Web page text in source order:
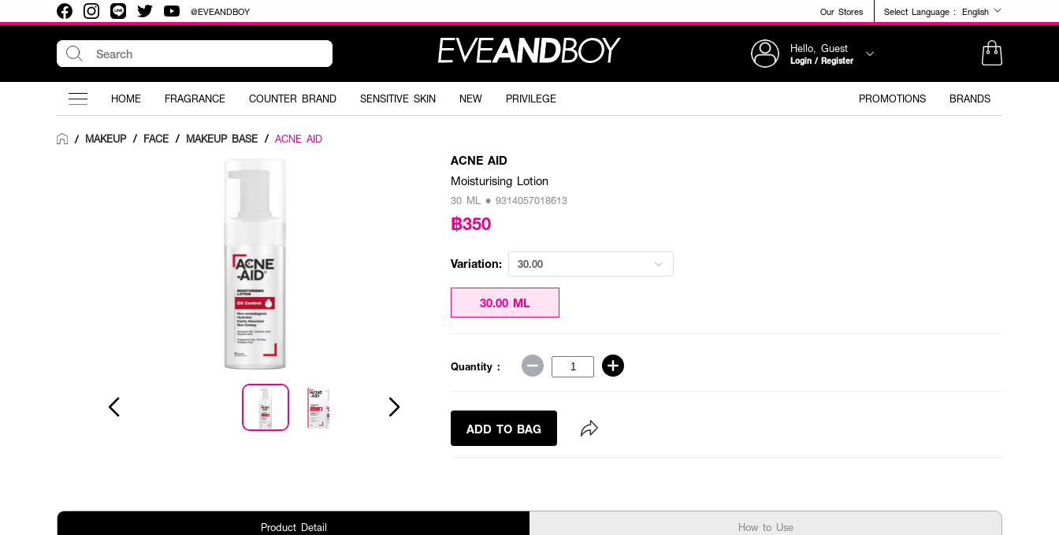
@EVEANDBOY Our Stores Select Language : English
Hello, Guest
Login / Register
HOME FRAGRANCE COUNTER BRAND SENSITIVE SKIN NEW PRIVILEGE PROMOTIONS BRANDS
/ MAKEUP / FACE / MAKEUP BASE / ACNE AID
ACNE AID
Moisturising Lotion
30 ML • 9314057018613
฿350
Variation: 30.00
30.00 ML
Quantity :
ADD TO BAG
Product Detail How to Use